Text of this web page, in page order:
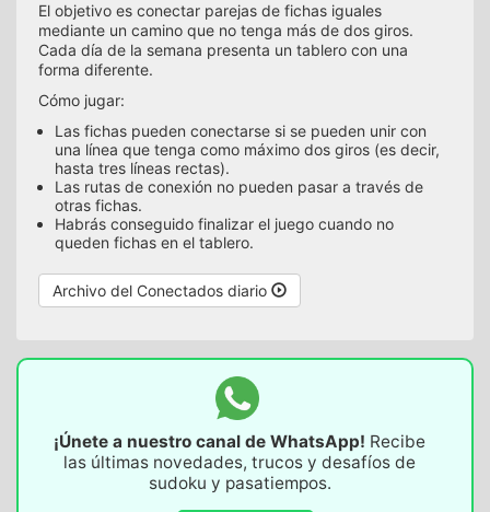
El objetivo es conectar parejas de fichas iguales
mediante un camino que no tenga más de dos giros.
Cada día de la semana presenta un tablero con una
forma diferente.
Cómo jugar:
Las fichas pueden conectarse si se pueden unir con
una línea que tenga como máximo dos giros (es decir,
hasta tres líneas rectas).
Las rutas de conexión no pueden pasar a través de
otras fichas.
Habrás conseguido finalizar el juego cuando no
queden fichas en el tablero.
Archivo del Conectados diario
¡Únete a nuestro canal de WhatsApp! Recibe
las últimas novedades, trucos y desafíos de
sudoku y pasatiempos.